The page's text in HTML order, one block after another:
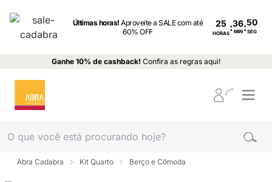
Últimas horas!Aproveite a SALE com até
60% OFF
25
HORAS: MIN : SEG
Ganhe 10% de cashback! Confira as regras aqui!
Abra Cadabra Kit Quarto Berço e Cômoda